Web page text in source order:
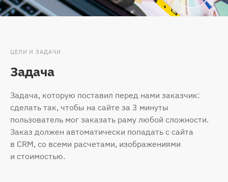
ЦЕЛИ И ЗАДАЧИ
Задача
Задача, которую поставил перед нами заказчик:
сделать так, чтобы на сайте за 3 минуты
пользователь мог заказать раму любой сложности.
Заказ должен автоматически попадать с сайта
в CRM, со всеми расчетами, изображениями
и стоимостью.